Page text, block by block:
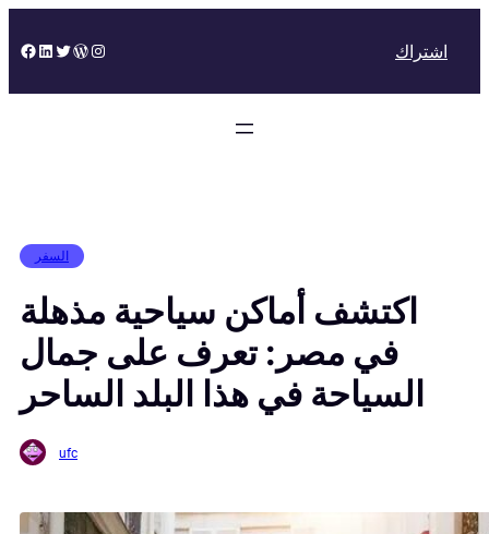
to
Facebook
LinkedIn
Twitter
WordPress
Instagram اشتراك
السفر
اكتشف أماكن سياحية مذهلة
في مصر: تعرف على جمال
السياحة في هذا البلد الساحر
ufc